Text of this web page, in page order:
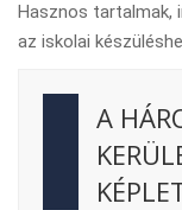
Hasznos tartalmak,
az iskolai
A